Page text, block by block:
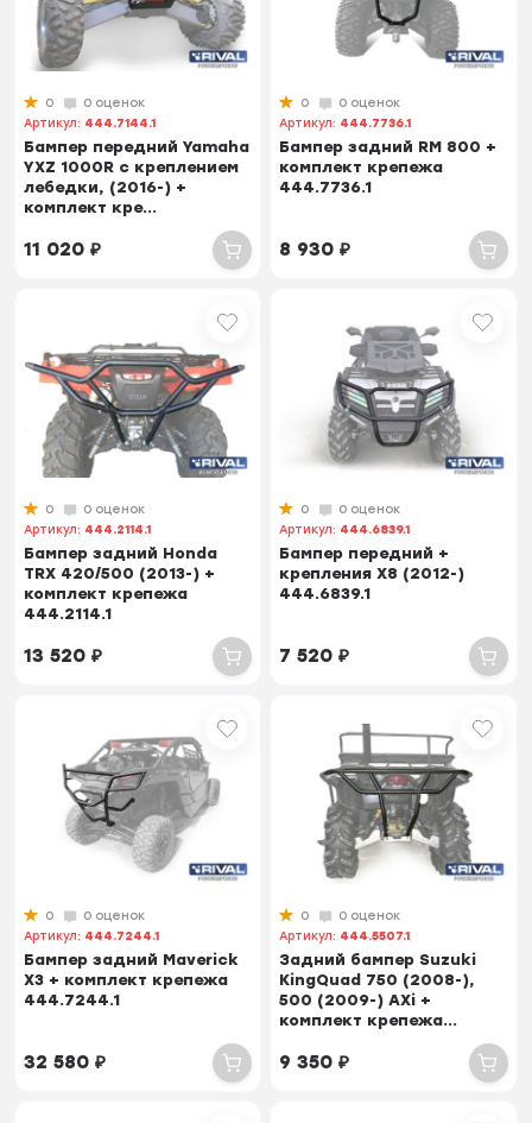
0
0 оценок
Артикул: 444.7144.1
Бампер передний Yamaha
YXZ 1000R с креплением
лебедки, (2016-) +
комплект кре...
11 020₽
0
0 оценок
Артикул: 444.7736.1
Бампер задний RM 800 +
комплект крепежа
444.7736.1
8 930₽
0
0 оценок
Артикул: 444.2114.1
Бампер задний Honda
TRX 420/500 (2013-) +
комплект крепежа
444.2114.1
13 520₽
0
0 оценок
Артикул: 444.6839.1
Бампер передний +
крепления X8 (2012-)
444.6839.1
7 520₽
0
0 оценок
Артикул: 444.7244.1
Бампер задний Maverick
X3 + комплект крепежа
444.7244.1
32 580₽
0
0 оценок
Артикул: 444.5507.1
Задний бампер Suzuki
KingQuad 750 (2008-),
500 (2009-) AXi +
комплект крепежа...
9 350₽